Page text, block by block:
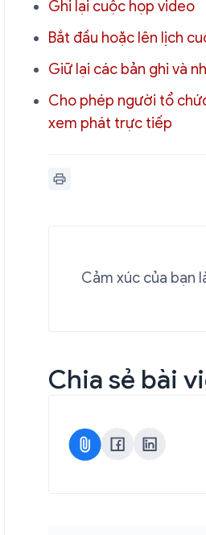
Ghi lại cuộc họp video
Bắt đầu hoặc lên lịch
Giữ lại các bản ghi và
Cho phép người tổ
xem phát trực tiếp
Cảm xúc của bạn
Chia sẻ bài